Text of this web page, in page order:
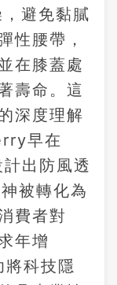
避免黏膩
性腰帶，
在膝蓋處
壽命。這
深度理解
早在
出防風透
被轉化為
費者對
年增
科技隱